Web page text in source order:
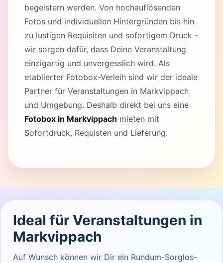
begeistern werden. Von hochauflösenden
Fotos und individuellen Hintergründen bis hin
zu lustigen Requisiten und sofortigem Druck -
wir sorgen dafür, dass Deine Veranstaltung
einzigartig und unvergesslich wird. Als
etablierter Fotobox-Verleih sind wir der ideale
Partner für Veranstaltungen in Markvippach
und Umgebung. Deshalb direkt bei uns eine
Fotobox in Markvippach mieten mit
Sofortdruck, Requisten und Lieferung.
Ideal für Veranstaltungen in
Markvippach
Auf Wunsch können wir Dir ein Rundum-Sorglos-